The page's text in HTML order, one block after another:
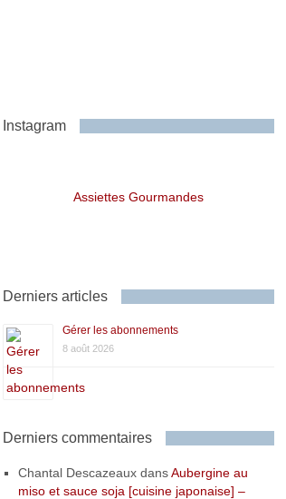
Instagram
Assiettes Gourmandes
Derniers articles
Gérer les abonnements
8 août 2026
Derniers commentaires
Chantal DescazeauxdansAubergine au
miso et sauce soja [cuisine japonaise] –